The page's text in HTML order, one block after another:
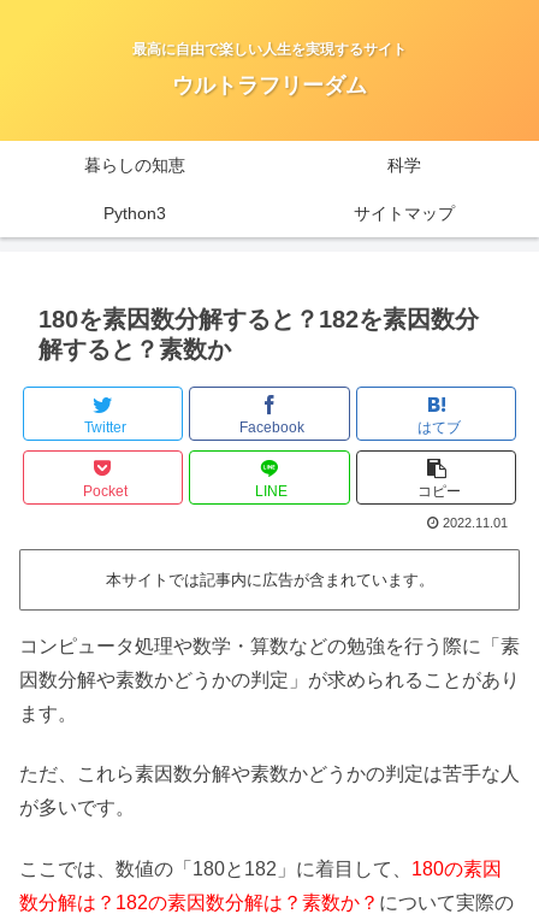
最高に自由で楽しい人生を実現するサイト
ウルトラフリーダム
暮らしの知恵 科学
Python3 サイトマップ
180を素因数分解すると？182を素因数分
解すると？素数か
Twitter Facebook はてブ
Pocket LINE コピー
2022.11.01
本サイトでは記事内に広告が含まれています。
コンピュータ処理や数学・算数などの勉強を行う際に「素
因数分解や素数かどうかの判定」が求められることがあり
ます。
ただ、これら素因数分解や素数かどうかの判定は苦手な人
が多いです。
ここでは、数値の「180と182」に着目して、 180の素因
数分解は？182の素因数分解は？素数か？ について実際の